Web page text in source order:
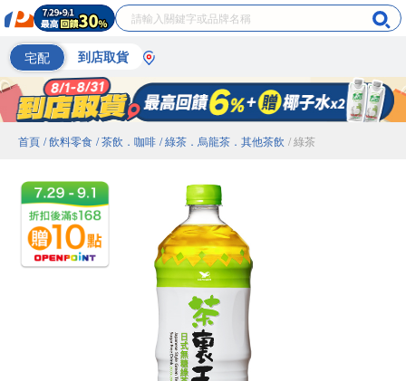
宅配 到店取貨
首頁 / 飲料零食 / 茶飲．咖啡 / 綠茶．烏龍茶．其他茶飲 / 綠茶